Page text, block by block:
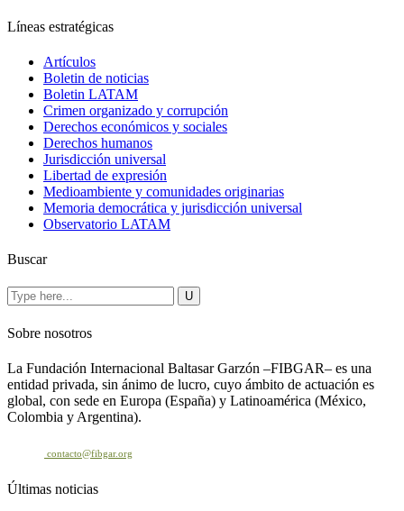
Líneas estratégicas
Artículos
Boletin de noticias
Boletin LATAM
Crimen organizado y corrupción
Derechos económicos y sociales
Derechos humanos
Jurisdicción universal
Libertad de expresión
Medioambiente y comunidades originarias
Memoria democrática y jurisdicción universal
Observatorio LATAM
Buscar
Sobre nosotros
La Fundación Internacional Baltasar Garzón –FIBGAR– es una
entidad privada, sin ánimo de lucro, cuyo ámbito de actuación es
global, con sede en Europa (España) y Latinoamérica (México,
Colombia y Argentina).
contacto@fibgar.org
Últimas noticias